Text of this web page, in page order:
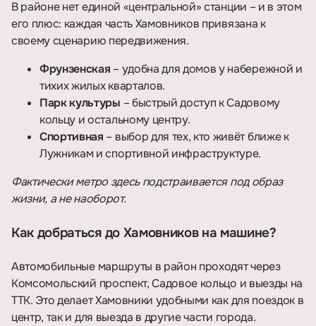
В районе нет единой «центральной» станции – и в этом
его плюс: каждая часть Хамовников привязана к
своему сценарию передвижения.
Фрунзенская – удобна для домов у набережной и
тихих жилых кварталов.
Парк культуры – быстрый доступ к Садовому
кольцу и остальному центру.
Спортивная – выбор для тех, кто живёт ближе к
Лужникам и спортивной инфраструктуре.
Фактически метро здесь подстраивается под образ
жизни, а не наоборот.
Как добраться до Хамовников на машине?
Автомобильные маршруты в район проходят через
Комсомольский проспект, Садовое кольцо и выезды на
ТТК. Это делает Хамовники удобными как для поездок в
центр, так и для выезда в другие части города.